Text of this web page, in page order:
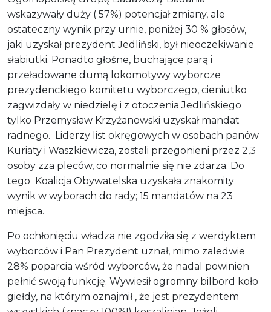
wskazywały duży ( 57%) potencjał zmiany, ale
ostateczny wynik przy urnie, poniżej 30 % głosów,
jaki uzyskał prezydent Jedliński, był nieoczekiwanie
słabiutki. Ponadto głośne, buchające parą i
przeładowane dumą lokomotywy wyborcze
prezydenckiego komitetu wyborczego, cieniutko
zagwizdały w niedzielę i z otoczenia Jedlińskiego
tylko Przemysław Krzyżanowski uzyskał mandat
radnego. Liderzy list okręgowych w osobach panów
Kuriaty i Waszkiewicza, zostali przegonieni przez 2,3
osoby zza pleców, co normalnie się nie zdarza. Do
tego Koalicja Obywatelska uzyskała znakomity
wynik w wyborach do rady; 15 mandatów na 23
miejsca.
Po ochłonięciu władza nie zgodziła się z werdyktem
wyborców i Pan Prezydent uznał, mimo zaledwie
28% poparcia wśród wyborców, że nadal powinien
pełnić swoją funkcję. Wywiesił ogromny bilbord koło
giełdy, na którym oznajmił , że jest prezydentem